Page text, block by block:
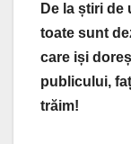
De la știri de
toate sunt
care iși
publicului,
trăim!